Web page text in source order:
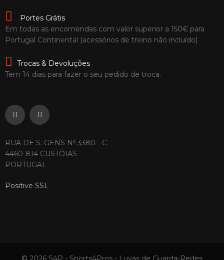
Portes Grátis
Em todas as encomendas com valor superior a 150€ para
Portugal Continental (acessórios de treino não incluído)
Trocas & Devoluções
Tem 14 dias para fazer o seu pedido de troca.
RUA DE S. GENS Nº 3380 - C
4460-814 CUSTÓIAS
PORTUGAL
Positive SSL